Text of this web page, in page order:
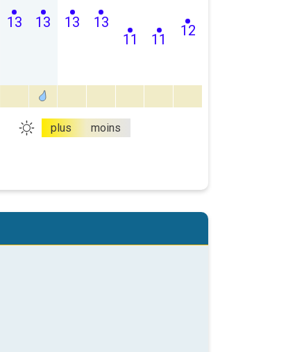
13 13 13 13
11 11
12
plus moins